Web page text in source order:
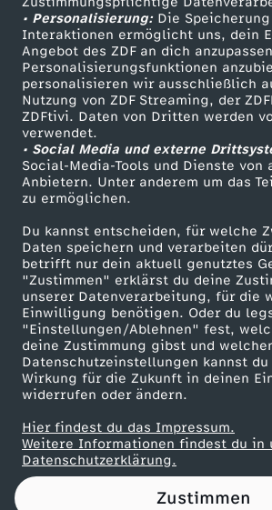
• Personalisierung:Die
Interaktionen ermöglicht uns, dein
Angebot des ZDF an dich
Personalisierungsfunktionen
personalisieren wir ausschließlich
Nutzung von ZDF Streaming, der
ZDFtivi. Daten von Dritten werden
verwendet.
• Social Media und externe
Social-Media-Tools und Dienste von
Anbietern. Unter anderem um das
zu ermöglichen.
Du kannst entscheiden, für welche
Daten speichern und verarbeiten
betrifft nur dein aktuell genutztes
"Zustimmen" erklärst du deine
unserer Datenverarbeitung, für die
Einwilligung benötigen. Oder du
"Einstellungen/Ablehnen" fest,
deine Zustimmung gibst und
Datenschutzeinstellungen kannst
Wirkung für die Zukunft in deinen
widerrufen oder ändern.
Hier findest du das Impressum.
Weitere Informationen findest du in
Datenschutzerklärung.
Zustimmen
6
-
W
e
i
d
l
e
-
W
i
Sendungen A-Z
TV-Programm
Hilfe
ZDF Unternehmen
Karriere
ZDF goes Schule
Werbefernsehen
Mainzelmännchen
Partner